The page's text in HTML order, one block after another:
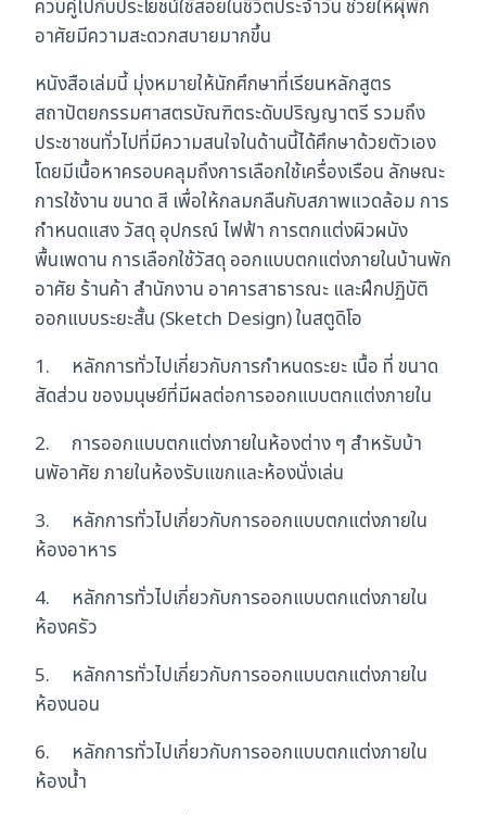
ควบคู่ไปกับประโยชน์ใช้สอยในชีวิตประจำวัน ช่วยให้ผุ้พัก
อาศัยมีความสะดวกสบายมากขึ้น
หนังสือเล่มนี้ มุ่งหมายให้นักศึกษาที่เรียนหลักสูตร
สถาปัตยกรรมศาสตรบัณฑิตระดับปริญญาตรี รวมถึง
ประชาชนทั่วไปที่มีความสนใจในด้านนี้ได้ศึกษาด้วยตัวเอง
โดยมีเนื้อหาครอบคลุมถึงการเลือกใช้เครื่องเรือน ลักษณะ
การใช้งาน ขนาด สี เพื่อให้กลมกลืนกับสภาพแวดล้อม การ
กำหนดแสง วัสดุ อุปกรณ์ ไฟฟ้า การตกแต่งผิวผนัง
พื้นเพดาน การเลือกใช้วัสดุ ออกแบบตกแต่งภายในบ้านพัก
อาศัย ร้านค้า สำนักงาน อาคารสาธารณะ และฝึกปฏิบัติ
ออกแบบระยะสั้น (Sketch Design) ในสตูดิโอ
1. หลักการทั่วไปเกี่ยวกับการกำหนดระยะ เนื้อ ที่ ขนาด
สัดส่วน ของมนุษย์ที่มีผลต่อการออกแบบตกแต่งภายใน
2. การออกแบบตกแต่งภายในห้องต่าง ๆ สำหรับบ้า
นพัอาศัย ภายในห้องรับแขกและห้องนั่งเล่น
3. หลักการทั่วไปเกี่ยวกับการออกแบบตกแต่งภายใน
ห้องอาหาร
4. หลักการทั่วไปเกี่ยวกับการออกแบบตกแต่งภายใน
ห้องครัว
5. หลักการทั่วไปเกี่ยวกับการออกแบบตกแต่งภายใน
ห้องนอน
6. หลักการทั่วไปเกี่ยวกับการออกแบบตกแต่งภายใน
ห้องน้ำ